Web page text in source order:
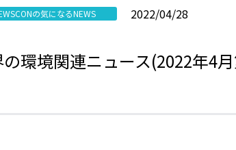
の気になるNEWS 2022/04/28
環境関連ニュース(2022年4月